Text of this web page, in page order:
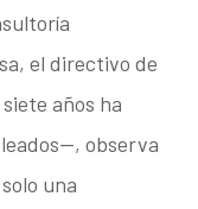
el directivo de
años ha
observa
una